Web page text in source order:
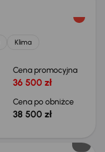
Klima
Cena promocyjna
36 500 zł
Cena po obniżce
38 500 zł